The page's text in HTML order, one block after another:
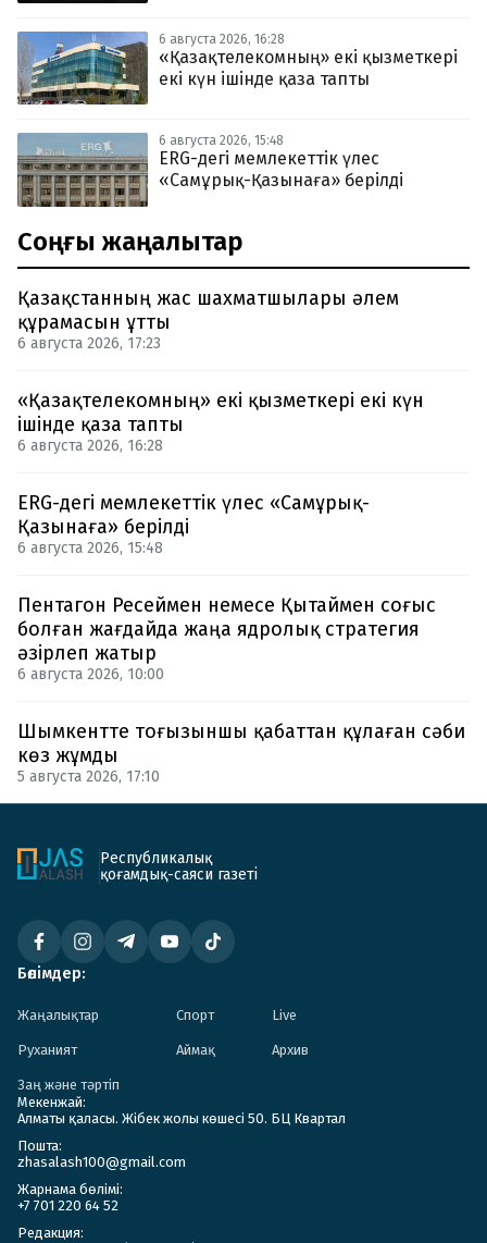
6 августа 2026, 16:28
«Қазақтелекомның» екі қызметкері
екі күн ішінде қаза тапты
6 августа 2026, 15:48
ERG-дегі мемлекеттік үлес
«Самұрық-Қазынаға» берілді
Соңғы жаңалықтар
Қазақстанның жас шахматшылары әлем
құрамасын ұтты
6 августа 2026, 17:23
«Қазақтелекомның» екі қызметкері екі күн
ішінде қаза тапты
6 августа 2026, 16:28
ERG-дегі мемлекеттік үлес «Самұрық-
Қазынаға» берілді
6 августа 2026, 15:48
Пентагон Ресеймен немесе Қытаймен соғыс
болған жағдайда жаңа ядролық стратегия
әзірлеп жатыр
6 августа 2026, 10:00
Шымкентте тоғызыншы қабаттан құлаған сәби
көз жұмды
5 августа 2026, 17:10
Республикалық
қоғамдық-саяси газеті
Бөлімдер:
Жаңалықтар Спорт Live
Руханият Аймақ Архив
Заң және тәртіп
Мекенжай:
Алматы қаласы. Жібек жолы көшесі 50. БЦ Квартал
Пошта:
zhasalash100@gmail.com
Жарнама бөлімі:
+7 701 220 64 52
Редакция: